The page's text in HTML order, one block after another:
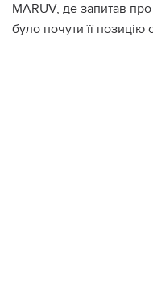
MARUV, де запитав про
було почути її позицію